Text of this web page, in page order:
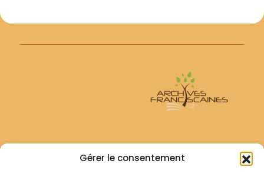
Gérer le consentement
Archives Franciscaines